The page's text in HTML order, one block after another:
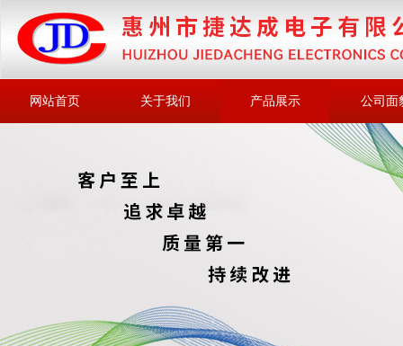
网站首页 关于我们 产品展示 公司面